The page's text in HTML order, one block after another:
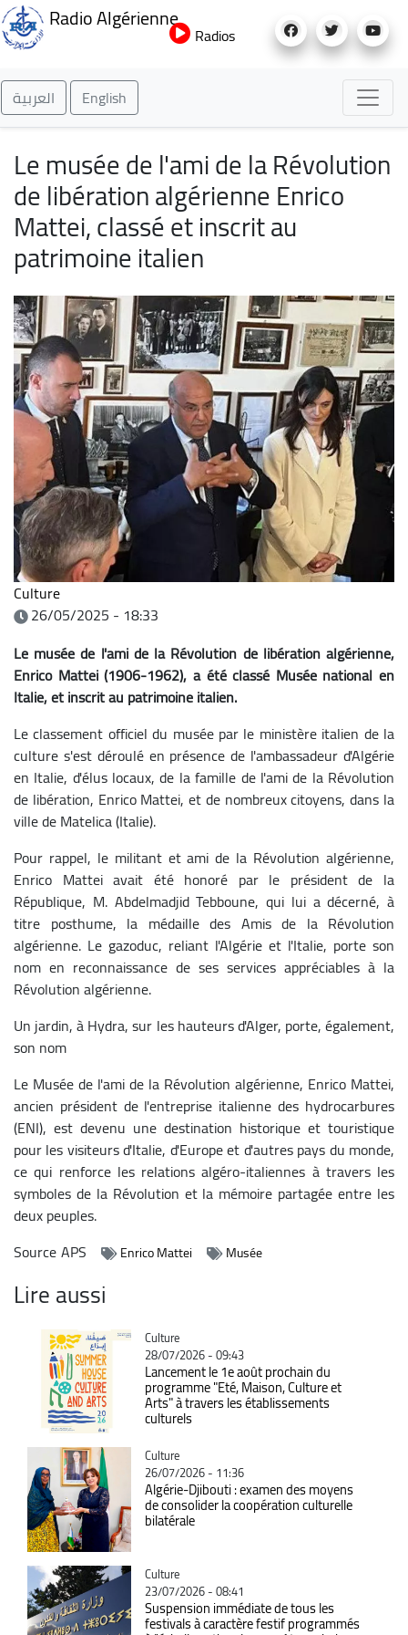
au
Radio Algérienne
Radios
العربية English
Le musée de l'ami de la Révolution
de libération algérienne Enrico
Mattei, classé et inscrit au
patrimoine italien
Culture
26/05/2025 - 18:33
Le musée de l'ami de la Révolution de libération algérienne,
Enrico Mattei (1906-1962), a été classé Musée national en
Italie, et inscrit au patrimoine italien.
Le classement officiel du musée par le ministère italien de la
culture s'est déroulé en présence de l'ambassadeur d'Algérie
en Italie, d'élus locaux, de la famille de l'ami de la Révolution
de libération, Enrico Mattei, et de nombreux citoyens, dans la
ville de Matelica (Italie).
Pour rappel, le militant et ami de la Révolution algérienne,
Enrico Mattei avait été honoré par le président de la
République, M. Abdelmadjid Tebboune, qui lui a décerné, à
titre posthume, la médaille des Amis de la Révolution
algérienne. Le gazoduc, reliant l'Algérie et l'Italie, porte son
nom en reconnaissance de ses services appréciables à la
Révolution algérienne.
Un jardin, à Hydra, sur les hauteurs d'Alger, porte, également,
son nom
Le Musée de l'ami de la Révolution algérienne, Enrico Mattei,
ancien président de l'entreprise italienne des hydrocarbures
(ENI), est devenu une destination historique et touristique
pour les visiteurs d'Italie, d'Europe et d'autres pays du monde,
ce qui renforce les relations algéro-italiennes à travers les
symboles de la Révolution et la mémoire partagée entre les
deux peuples.
SourceAPS Enrico Mattei Musée
Lire aussi
Catégorie
Culture
28/07/2026 - 09:43
Lancement le 1e août prochain du
programme "Eté, Maison, Culture et
Arts" à travers les établissements
culturels
Catégorie
Culture
26/07/2026 - 11:36
Algérie-Djibouti : examen des moyens
de consolider la coopération culturelle
bilatérale
Catégorie
Culture
23/07/2026 - 08:41
Suspension immédiate de tous les
festivals à caractère festif programmés